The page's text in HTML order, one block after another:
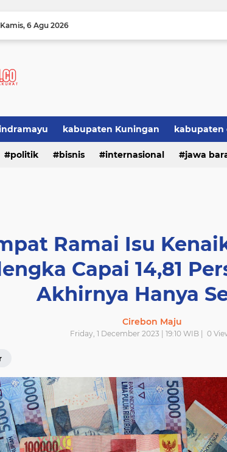
Kamis 6 Agu 2026
kabupaten Kuningan kabupaten
politik bisnis internasional jawa
Ramai Isu
Capai 14,81
Akhirnya Hanya
Cirebon Maju
Friday, 1 December 2023 | 19:10 WIB | 0